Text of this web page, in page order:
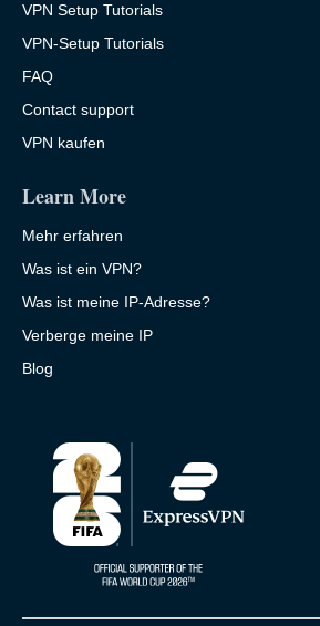
VPN Setup Tutorials
VPN-Setup Tutorials
FAQ
Contact support
VPN kaufen
Learn More
Mehr erfahren
Was ist ein VPN?
Was ist meine IP-Adresse?
Verberge meine IP
Blog